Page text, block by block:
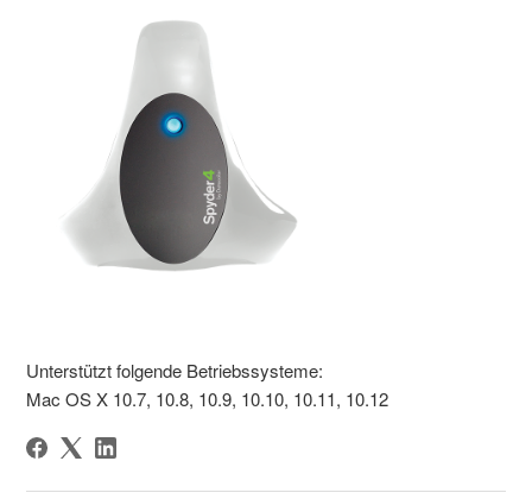
Unterstützt folgende Betriebssysteme:
Mac OS X 10.7, 10.8, 10.9, 10.10, 10.11, 10.12